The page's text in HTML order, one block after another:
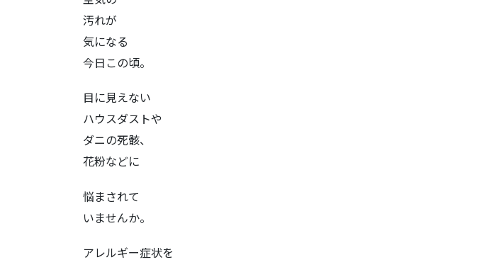
汚れが
気になる
今日この頃。
目に見えない
ハウスダストや
ダニの死骸、
花粉などに
悩まされて
いませんか。
アレルギー症状を